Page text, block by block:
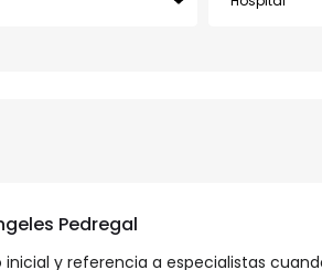
Pedregal
y referencia a especialistas